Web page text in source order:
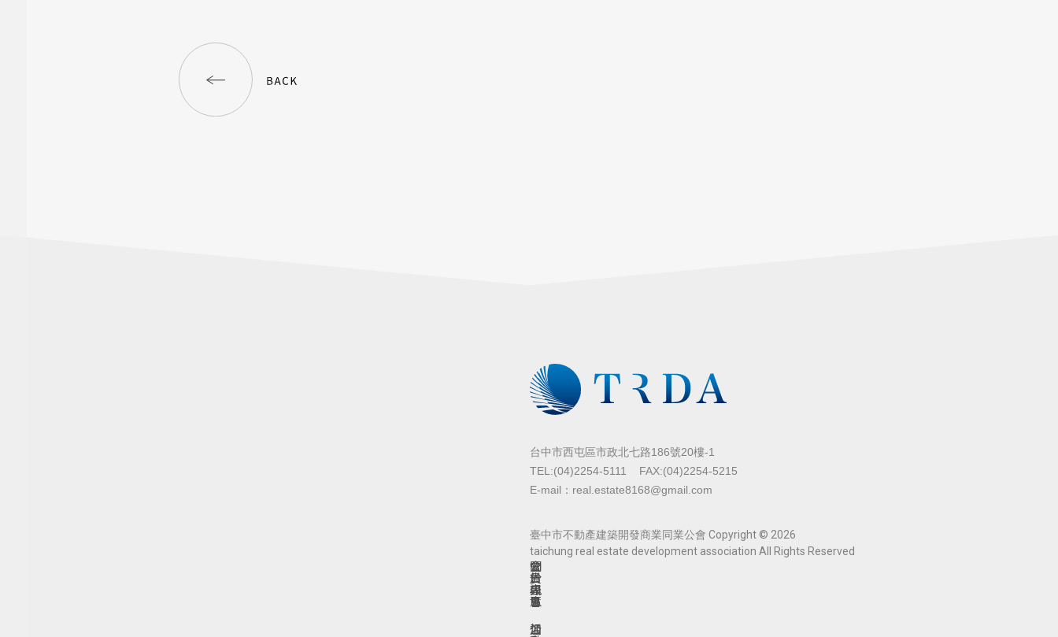
台中市西屯區市政北七路186號20樓-1
TEL:(04)2254-5111
FAX:(04)2254-5215
E-mail：real.estate8168@gmail.com
臺中市不動產建築開發商業同業公會 Copyright © 2026
taichung real estate development association All Rights Reserved
關
於
公
會
活
公
告
訊
息
公
會
員
專
區
加